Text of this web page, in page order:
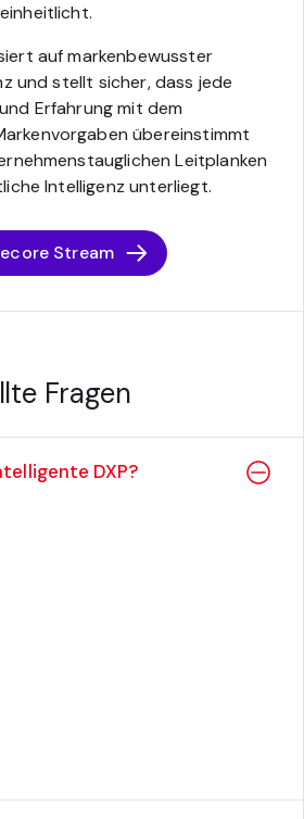
auf markenbewusster
und stellt sicher, dass jede
Erfahrung mit dem
übereinstimmt
Leitplanken
Intelligenz unterliegt.
Stream
Fragen
DXP?